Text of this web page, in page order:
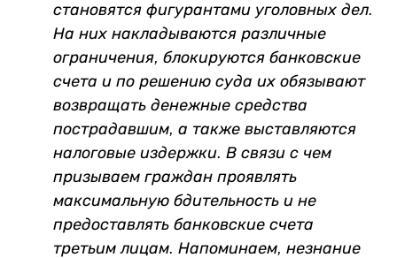
становятся фигурантами уголовных дел.
На них накладываются различные
ограничения, блокируются банковские
счета и по решению суда их обязывают
возвращать денежные средства
пострадавшим, а также выставляются
налоговые издержки. В связи с чем
призываем граждан проявлять
максимальную бдительность и не
предоставлять банковские счета
третьим лицам. Напоминаем, незнание